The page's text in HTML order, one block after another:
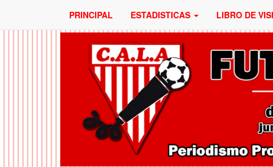
PRINCIPAL ESTADISTICAS LIBRO DE